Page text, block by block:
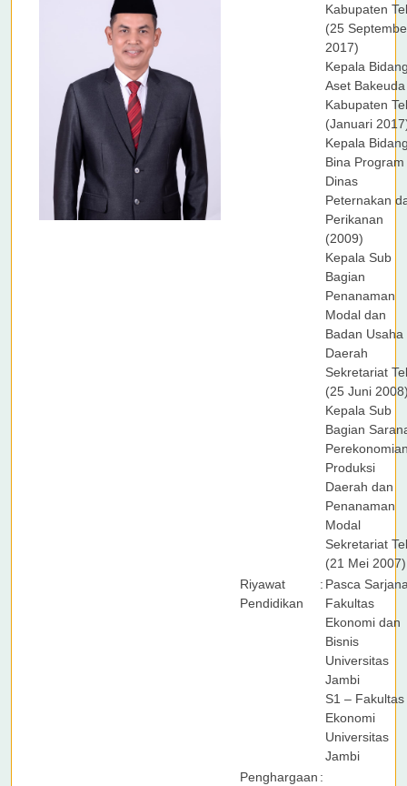
Kabupaten
(25
2017)
Kepala
Aset Bakeuda
Kabupaten
(Januari
Kepala
Bina Program
Dinas
Peternakan
Perikanan
(2009)
Kepala Sub
Bagian
Penanaman
Modal dan
Badan Usaha
Daerah
Sekretariat
(25 Juni
Kepala Sub
Bagian
Produksi
Daerah dan
Penanaman
Modal
Sekretariat
(21 Mei 2007)
Riyawat
Pendidikan
: Pasca
Fakultas
Ekonomi dan
Bisnis
Universitas
Jambi
S1 – Fakultas
Ekonomi
Universitas
Jambi
Penghargaan :